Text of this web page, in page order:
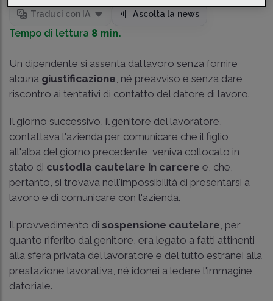
Traduci con IA Ascolta la news
Tempo di lettura 8 min.
Un dipendente si assenta dal lavoro senza fornire
alcuna giustificazione , né preavviso e senza dare
riscontro ai tentativi di contatto del datore di lavoro.
Il giorno successivo, il genitore del lavoratore,
contattava l'azienda per comunicare che il figlio,
all'alba del giorno precedente, veniva collocato in
stato di custodia cautelare in carcere e, che,
pertanto, si trovava nell'impossibilità di presentarsi a
lavoro e di comunicare con l'azienda.
Il provvedimento di sospensione cautelare , per
quanto riferito dal genitore, era legato a fatti attinenti
alla sfera privata del lavoratore e del tutto estranei alla
prestazione lavorativa, né idonei a ledere l'immagine
datoriale.